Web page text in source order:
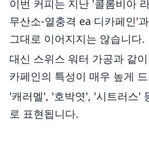
이번 커피는 지난 '콜롬비아
무산소-열충격 ea 디카페인'
그대로 이어지지는 않습니다.
대신 스위스 워터 가공과 같
카페인의 특성이 매우 높게
'캐러멜', '호박엿', '시트러스'
로 표현됩니다.